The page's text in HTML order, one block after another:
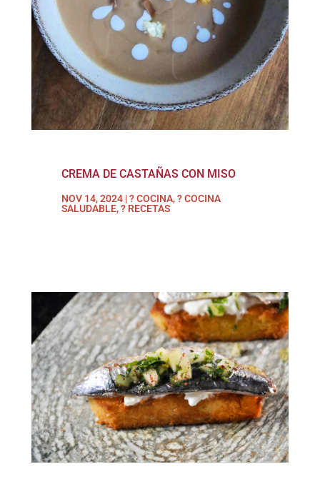
CREMA DE CASTAÑAS CON MISO
NOV 14, 2024 |? COCINA,? COCINA
SALUDABLE,? RECETAS